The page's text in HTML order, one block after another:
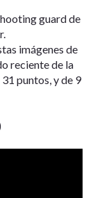
guard de
imágenes de
reciente de la
puntos, y de 9